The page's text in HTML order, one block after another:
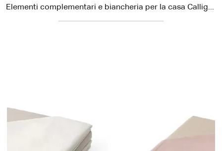
Elementi complementari e biancheria per la casa Calligaris: scopri come impreziosire i tuoi locali moderni con il modello Estate.